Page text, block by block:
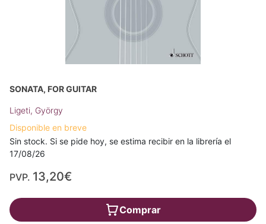
SONATA, FOR GUITAR
Ligeti, György
Disponible en breve
Sin stock. Si se pide hoy, se estima recibir en la librería el
17/08/26
PVP. 13,20€
Comprar